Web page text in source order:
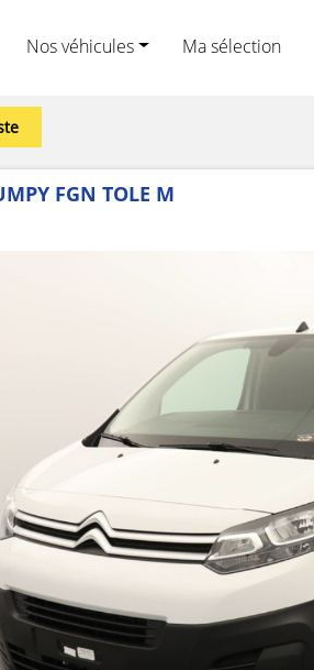
Nos véhicules Ma sélection
FGN TOLE M